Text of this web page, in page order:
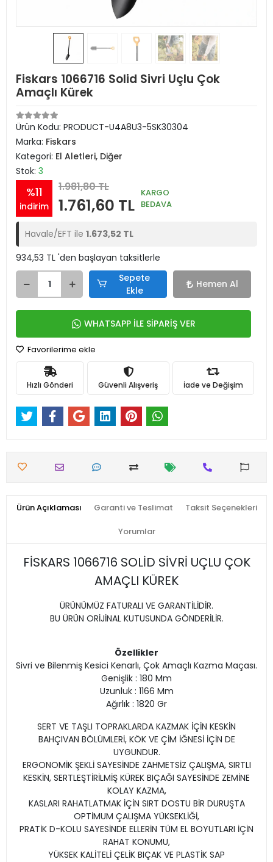
Fiskars 1066716 Solid Sivri Uçlu Çok
Amaçlı Kürek
Ürün Kodu: PRODUCT-U4A8U3-5SK30304
Marka: Fiskars
Kategori: El Aletleri, Diğer
Stok: 3
%11
indirim
1.981,80 TL
1.761,60 TL
KARGO
BEDAVA
Havale/EFT ile 1.673,52 TL
934,53 TL 'den başlayan taksitlerle
Sepete
Ekle
Hemen Al
WHATSAPP İLE SİPARİŞ VER
Favorilerime ekle
Hızlı Gönderi Güvenli Alışveriş İade ve Değişim
Ürün Açıklaması Garanti ve Teslimat Taksit Seçenekleri
Yorumlar
FİSKARS 1066716 SOLİD SİVRİ UÇLU ÇOK
AMAÇLI KÜREK
ÜRÜNÜMÜZ FATURALI VE GARANTİLİDİR.
BU ÜRÜN ORİJİNAL KUTUSUNDA GÖNDERİLİR.
Özellikler
Sivri ve Bilenmiş Kesici Kenarlı, Çok Amaçlı Kazma Maçası.
Genişlik : 180 Mm
Uzunluk : 1166 Mm
Ağırlık : 1820 Gr
SERT VE TAŞLI TOPRAKLARDA KAZMAK İÇİN KESKİN
BAHÇIVAN BÖLÜMLERİ, KÖK VE ÇİM İĞNESİ İÇİN DE
UYGUNDUR.
ERGONOMİK ŞEKLİ SAYESİNDE ZAHMETSİZ ÇALIŞMA, SIRTLI
KESKİN, SERTLEŞTİRİLMİŞ KÜREK BIÇAĞI SAYESİNDE ZEMİNE
KOLAY KAZMA,
KASLARI RAHATLATMAK İÇİN SIRT DOSTU BİR DURUŞTA
OPTİMUM ÇALIŞMA YÜKSEKLİĞİ,
PRATİK D-KOLU SAYESİNDE ELLERİN TÜM EL BOYUTLARI İÇİN
RAHAT KONUMU,
YÜKSEK KALİTELİ ÇELİK BIÇAK VE PLASTİK SAP